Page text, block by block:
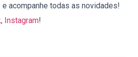
acompanhe todas as novidades!
, Instagram!